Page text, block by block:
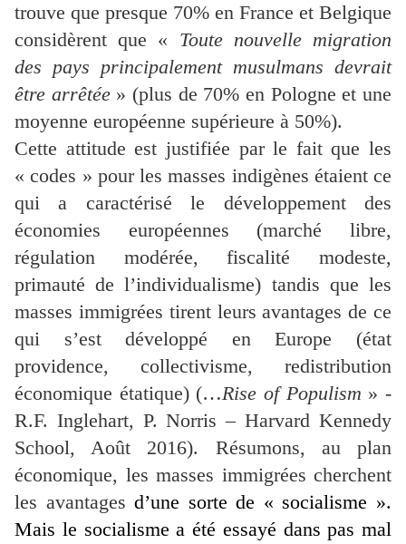
trouve que presque 70% en France et Belgique
considèrent que « Toute nouvelle migration
des pays principalement musulmans devrait
être arrêtée» (plus de 70% en Pologne et une
moyenne européenne supérieure à 50%).
Cette attitude est justifiée par le fait que les
« codes » pour les masses indigènes étaient ce
qui a caractérisé le développement des
économies européennes (marché libre,
régulation modérée, fiscalité modeste,
primauté de l’individualisme) tandis que les
masses immigrées tirent leurs avantages de ce
qui s’est développé en Europe (état
providence, collectivisme, redistribution
économique étatique) (…Rise of Populism » -
R.F. Inglehart, P. Norris – Harvard Kennedy
School, Août 2016). Résumons, au plan
économique, les masses immigrées cherchent
les avantagesd’une sorte de « socialisme ».
Mais le socialisme a été essayé dans pas mal